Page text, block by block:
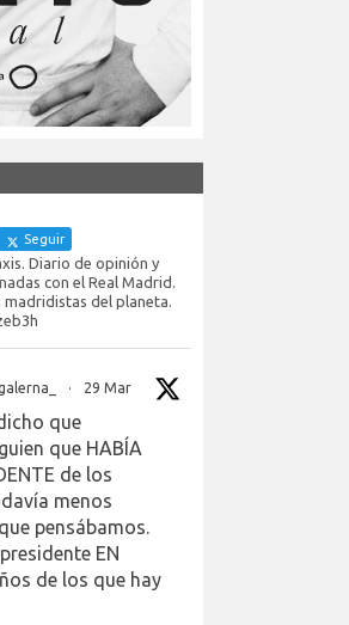
Seguir
Diario de opinión y
con el Real Madrid.
madridistas del planeta.
· 29 Mar
que
que HABÍA
de los
menos
pensábamos.
EN
de los que hay